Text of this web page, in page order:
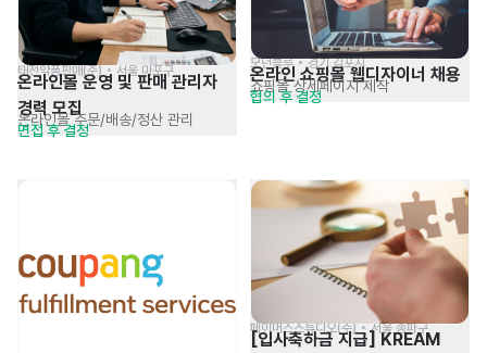
태전약품판매(주) • 서울 마포구
온라인몰 운영 및 판매 관리자
경력 모집
온라인몰 주문/배송/정산 관리
면접 후 결정
모던블루 • 경기 김포시
온라인 쇼핑몰 웹디자이너 채용
쇼핑몰 상세페이지 제작
협의 후 결정
페이머스스튜디오(주) • 서울 송파구
[입사축하금 지급] KREAM